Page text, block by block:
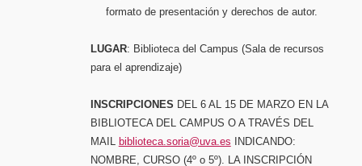
formato de presentación y derechos de autor.
LUGAR: Biblioteca del Campus (Sala de recursos
para el aprendizaje)
INSCRIPCIONES DEL 6 AL 15 DE MARZO EN LA
BIBLIOTECA DEL CAMPUS O A TRAVÉS DEL
MAIL
biblioteca.soria@uva.es INDICANDO:
NOMBRE, CURSO (4º o 5º). LA INSCRIPCIÓN